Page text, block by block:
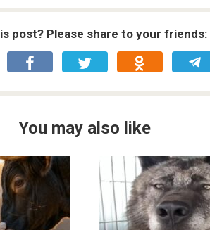
post? Please share to your friends:
You may also like